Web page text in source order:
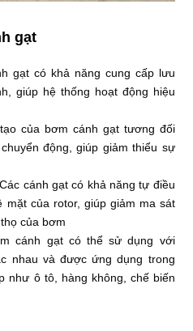
gạt
gạt có khả năng cung cấp lưu
giúp hệ thống hoạt động hiệu
của bơm cánh gạt tương đối
động, giúp giảm thiểu sự
cánh gạt có khả năng tự điều
mặt của rotor, giúp giảm ma sát
của bơm
cánh gạt có thể sử dụng với
nhau và được ứng dụng trong
như ô tô, hàng không, chế biến